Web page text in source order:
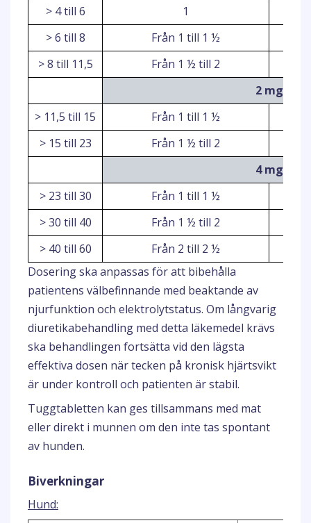
> 4 till 6
1
> 6 till 8
Från 1 till 1 ½
> 8 till 11,5
Från 1 ½ till 2
2 mg
> 11,5 till 15
Från 1 till 1 ½
> 15 till 23
Från 1 ½ till 2
4 mg
> 23 till 30
Från 1 till 1 ½
> 30 till 40
Från 1 ½ till 2
> 40 till 60
Från 2 till 2 ½
Dosering ska anpassas för att bibehålla
patientens välbefinnande med beaktande av
njurfunktion och elektrolytstatus. Om långvarig
diuretikabehandling med detta läkemedel krävs
ska behandlingen fortsätta vid den lägsta
effektiva dosen när tecken på kronisk hjärtsvikt
är under kontroll och patienten är stabil.
Tuggtabletten kan ges tillsammans med mat
eller direkt i munnen om den inte tas spontant
av hunden.
Biverkningar
Hund: